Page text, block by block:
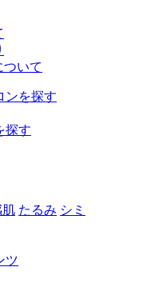
いて
ンを探す
探す
肌 たるみ シミ
ツ